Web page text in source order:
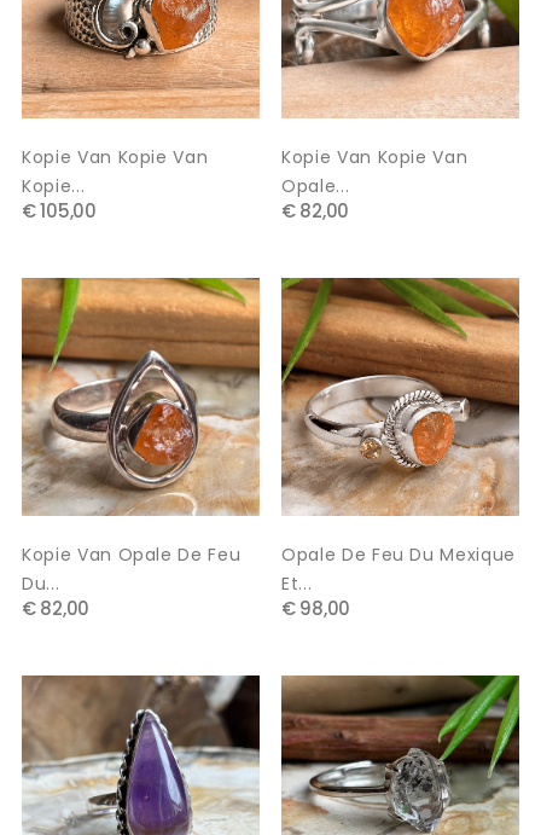
Kopie Van Kopie Van
Kopie...
€ 105,00
Kopie Van Kopie Van
Opale...
€ 82,00
Kopie Van Opale De Feu
Du...
€ 82,00
Opale De Feu Du Mexique
Et...
€ 98,00